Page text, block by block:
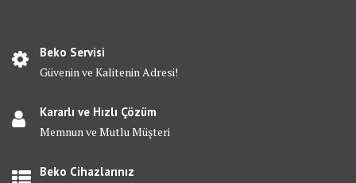
Beko Servisi
Güvenin ve Kalitenin Adresi!
Kararlı ve Hızlı Çözüm
Memnun ve Mutlu Müşteri
Beko Cihazlarınız